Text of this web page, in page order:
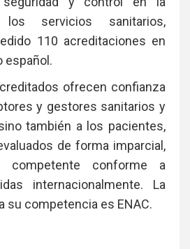
servicios sanitarios,
110 acreditaciones en
español.
ofrecen confianza
y gestores sanitarios y
también a los pacientes,
de forma imparcial,
competente conforme a
internacionalmente. La
su competencia es ENAC.